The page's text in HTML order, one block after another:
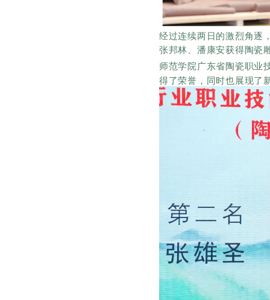
经过连续两日的激烈角逐
张邦林、潘康安获得陶瓷
师范学院广东省陶瓷职业
得了荣誉，同时也展现了